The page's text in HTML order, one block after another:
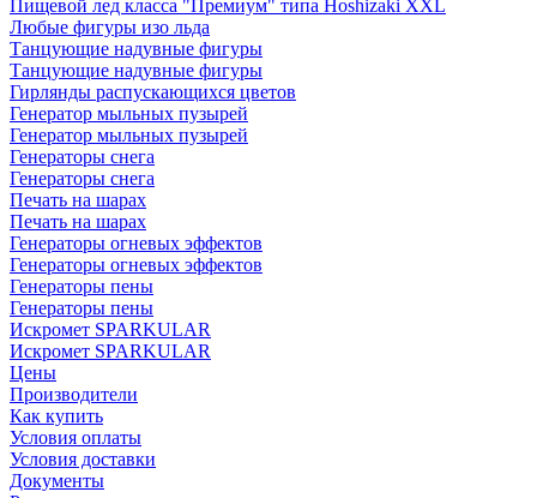
Пищевой лед класса "Премиум" типа Hoshizaki XXL
Любые фигуры изо льда
Танцующие надувные фигуры
Танцующие надувные фигуры
Гирлянды распускающихся цветов
Генератор мыльных пузырей
Генератор мыльных пузырей
Генераторы снега
Генераторы снега
Печать на шарах
Печать на шарах
Генераторы огневых эффектов
Генераторы огневых эффектов
Генераторы пены
Генераторы пены
Искромет SPARKULAR
Искромет SPARKULAR
Цены
Производители
Как купить
Условия оплаты
Условия доставки
Документы